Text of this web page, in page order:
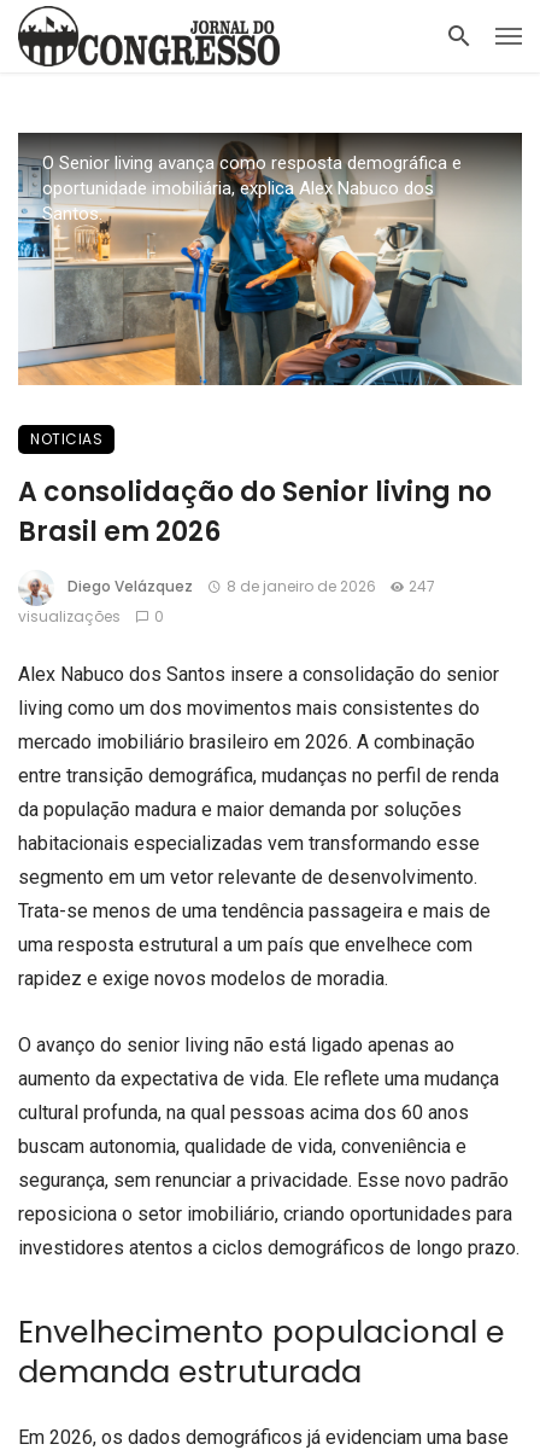
O Senior living avança como resposta demográfica e
oportunidade imobiliária, explica Alex Nabuco dos
Santos.
NOTICIAS
A consolidação do Senior living no
Brasil em 2026
Diego Velázquez 8 de janeiro de 2026
247
visualizações
0
Alex Nabuco dos Santos insere a consolidação do senior
living como um dos movimentos mais consistentes do
mercado imobiliário brasileiro em 2026. A combinação
entre transição demográfica, mudanças no perfil de renda
da população madura e maior demanda por soluções
habitacionais especializadas vem transformando esse
segmento em um vetor relevante de desenvolvimento.
Trata-se menos de uma tendência passageira e mais de
uma resposta estrutural a um país que envelhece com
rapidez e exige novos modelos de moradia.
O avanço do senior living não está ligado apenas ao
aumento da expectativa de vida. Ele reflete uma mudança
cultural profunda, na qual pessoas acima dos 60 anos
buscam autonomia, qualidade de vida, conveniência e
segurança, sem renunciar a privacidade. Esse novo padrão
reposiciona o setor imobiliário, criando oportunidades para
investidores atentos a ciclos demográficos de longo prazo.
Envelhecimento populacional e
demanda estruturada
Em 2026, os dados demográficos já evidenciam uma base